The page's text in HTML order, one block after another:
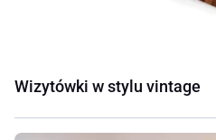
Wizytówki w stylu vintage